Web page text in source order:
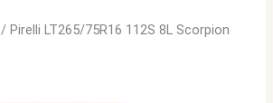
/ Pirelli LT265/75R16 112S 8L Scorpion